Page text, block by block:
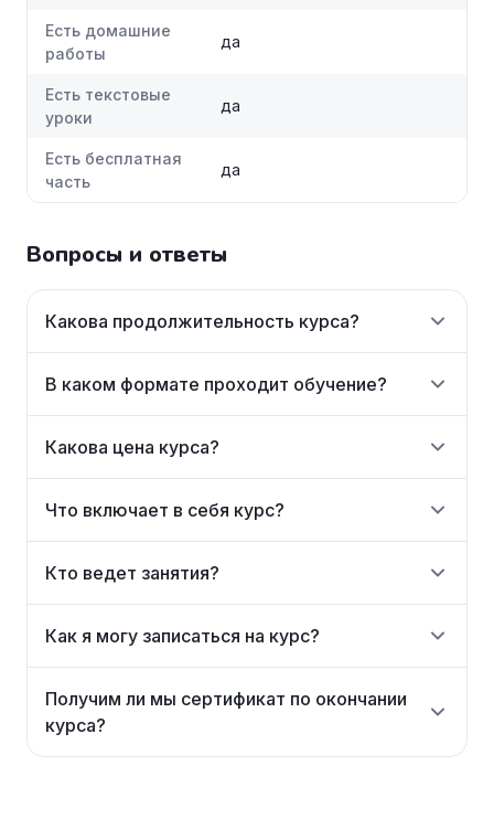
Есть домашние
работы
да
Есть текстовые
уроки
да
Есть бесплатная
часть
да
Вопросы и ответы
Какова продолжительность курса?
В каком формате проходит обучение?
Какова цена курса?
Что включает в себя курс?
Кто ведет занятия?
Как я могу записаться на курс?
Получим ли мы сертификат по окончании
курса?